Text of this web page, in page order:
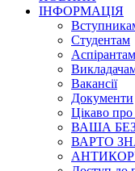
ІНФОРМАЦІЯ
Студентам
Вакансії
Документи
Цікаво про
ВАША
ВАРТО